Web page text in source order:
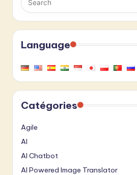
Language
Catégories
Agile
AI
AI Chatbot
AI Powered Image Translator